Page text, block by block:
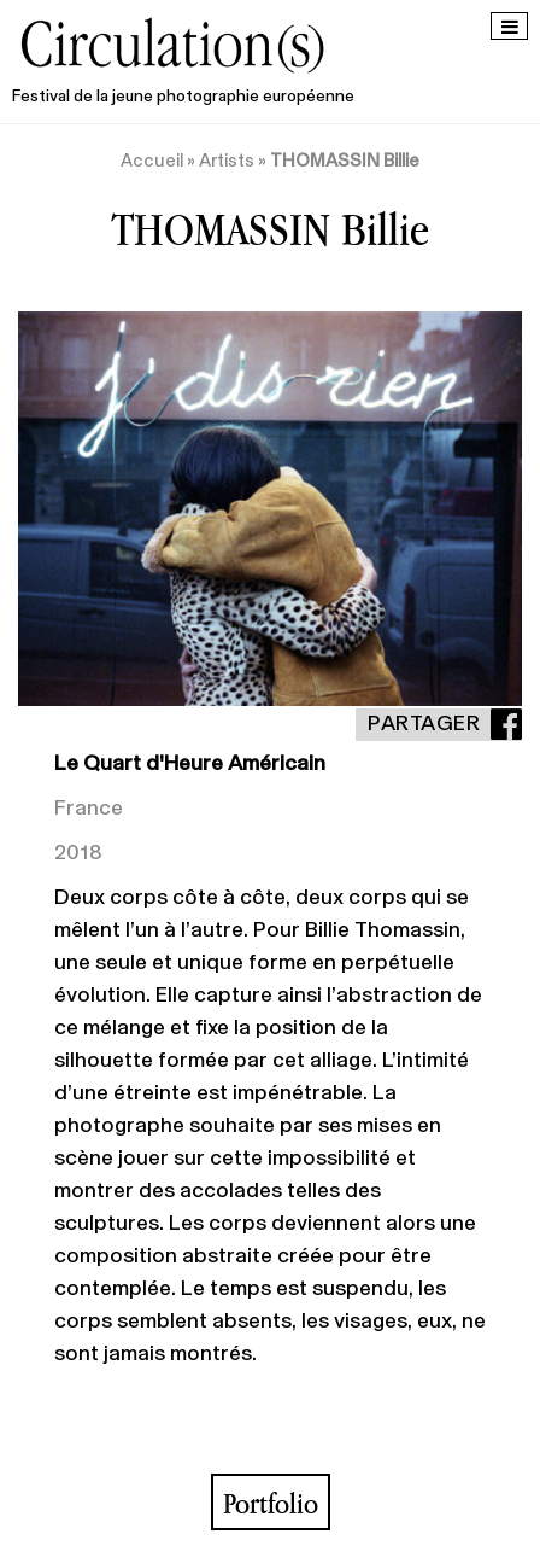
Festival de la jeune photographie européenne
Accueil » Artists » THOMASSIN Billie
THOMASSIN Billie
PARTAGER
Le Quart d'Heure Américain
France
2018
Deux corps côte à côte, deux corps qui se
mêlent l’un à l’autre. Pour Billie Thomassin,
une seule et unique forme en perpétuelle
évolution. Elle capture ainsi l’abstraction de
ce mélange et fixe la position de la
silhouette formée par cet alliage. L’intimité
d’une étreinte est impénétrable. La
photographe souhaite par ses mises en
scène jouer sur cette impossibilité et
montrer des accolades telles des
sculptures. Les corps deviennent alors une
composition abstraite créée pour être
contemplée. Le temps est suspendu, les
corps semblent absents, les visages, eux, ne
sont jamais montrés.
Portfolio